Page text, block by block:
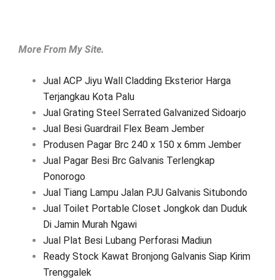
More From My Site.
Jual ACP Jiyu Wall Cladding Eksterior Harga
Terjangkau Kota Palu
Jual Grating Steel Serrated Galvanized Sidoarjo
Jual Besi Guardrail Flex Beam Jember
Produsen Pagar Brc 240 x 150 x 6mm Jember
Jual Pagar Besi Brc Galvanis Terlengkap
Ponorogo
Jual Tiang Lampu Jalan PJU Galvanis Situbondo
Jual Toilet Portable Closet Jongkok dan Duduk
Di Jamin Murah Ngawi
Jual Plat Besi Lubang Perforasi Madiun
Ready Stock Kawat Bronjong Galvanis Siap Kirim
Trenggalek